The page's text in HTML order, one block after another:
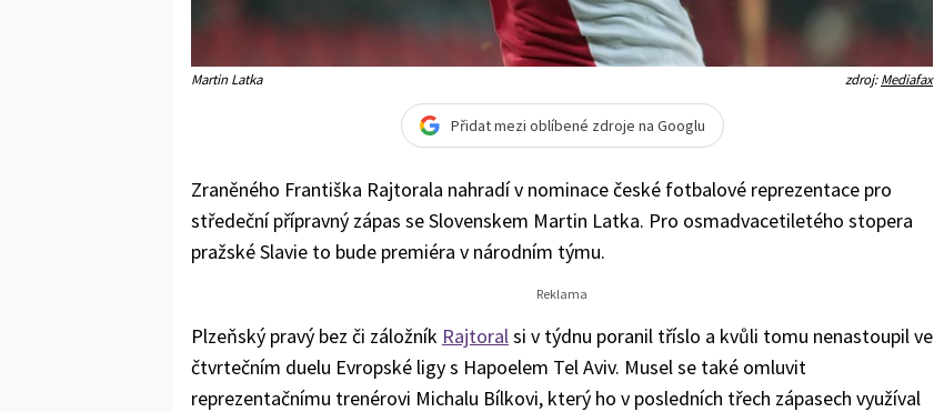
Martin Latka zdroj:Mediafax
Přidat mezi oblíbené zdroje na Googlu
Zraněného Františka Rajtorala nahradí v nominace české fotbalové reprezentace pro
středeční přípravný zápas se Slovenskem Martin Latka. Pro osmadvacetiletého stopera
pražské Slavie to bude premiéra v národním týmu.
Plzeňský pravý bez či záložník Rajtoralsi v týdnu poranil tříslo a kvůli tomu nenastoupil ve
čtvrtečním duelu Evropské ligy s Hapoelem Tel Aviv. Musel se také omluvit
reprezentačnímu trenérovi Michalu Bílkovi, který ho v posledních třech zápasech využíval